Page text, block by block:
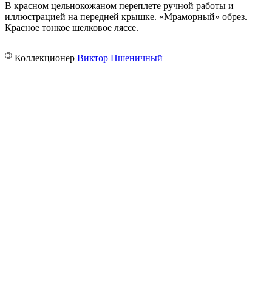
В красном цельнокожаном переплете ручной работы и
иллюстрацией на передней крышке. «Мраморный» обрез.
Красное тонкое шелковое ляссе.
© Коллекционер Виктор Пшеничный